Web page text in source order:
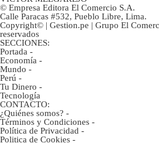
© Empresa Editora El Comercio S.A.
Calle Paracas #532, Pueblo Libre, Lima.
Copyright© | Gestion.pe | Grupo El
reservados
SECCIONES:
Portada -
Economía -
Mundo -
Perú -
Tu Dinero -
Tecnología
CONTACTO:
¿Quiénes somos? -
Términos y Condiciones -
Política de Privacidad -
Politica de Cookies -